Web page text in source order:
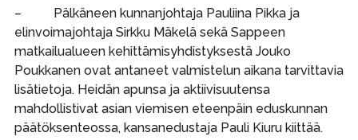
– Pälkäneen kunnanjohtaja Pauliina Pikka ja
elinvoimajohtaja Sirkku Mäkelä sekä Sappeen
matkailualueen kehittämisyhdistyksestä Jouko
Poukkanen ovat antaneet valmistelun aikana tarvittavia
lisätietoja. Heidän apunsa ja aktiivisuutensa
mahdollistivat asian viemisen eteenpäin eduskunnan
päätöksenteossa, kansanedustaja Pauli Kiuru kiittää.